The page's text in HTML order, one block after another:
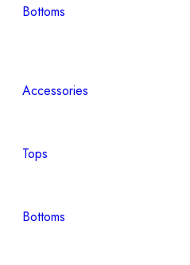
Bottoms
Accessories
Tops
Bottoms